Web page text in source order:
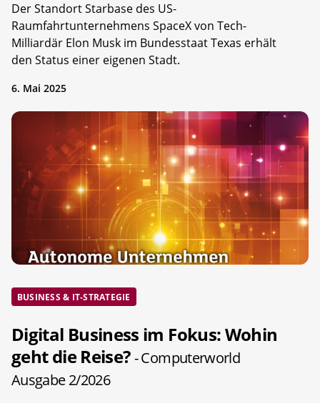
Der Standort Starbase des US-
Raumfahrtunternehmens SpaceX von Tech-
Milliardär Elon Musk im Bundesstaat Texas erhält
den Status einer eigenen Stadt.
6. Mai 2025
BUSINESS & IT-STRATEGIE
Digital Business im Fokus: Wohin
geht die Reise?- Computerworld
Ausgabe 2/2026